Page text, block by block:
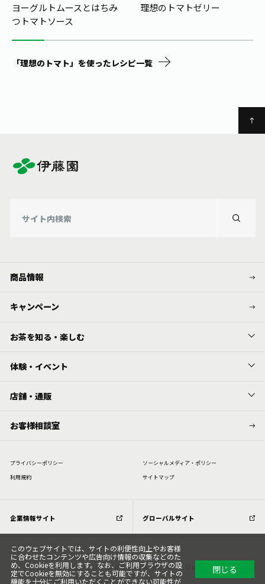
ヨーグルトムースとはちみ
つトマトソース
理想のトマトゼリー
「理想のトマト」を使ったレシピ一覧
商品情報
キャンペーン
お茶を知る・楽しむ
体験・イベント
店舗・通販
お客様相談室
プライバシーポリシー
ソーシャルメディア・ポリシー
利⽤規約
サイトマップ
企業情報サイト グローバルサイト
Copyright (C) All Rights Reserved. ITOEN, LTD.
このウェブサイトでは、サイトの利便性向上やお客様
に合わせたコンテンツや広告向け情報の収集などのた
め、Cookieを利用します。なお、ご利用ブラウザの設
定でCookieを無効にすることも可能ですが、サイトの
機能を十分にご利用いただくことができない可能性が
閉じる